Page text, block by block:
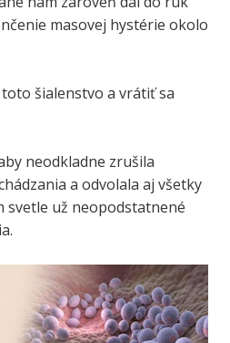
masovej hystérie okolo
šialenstvo a vrátiť sa
neodkladne zrušila
a odvolala aj všetky
už neopodstatnené